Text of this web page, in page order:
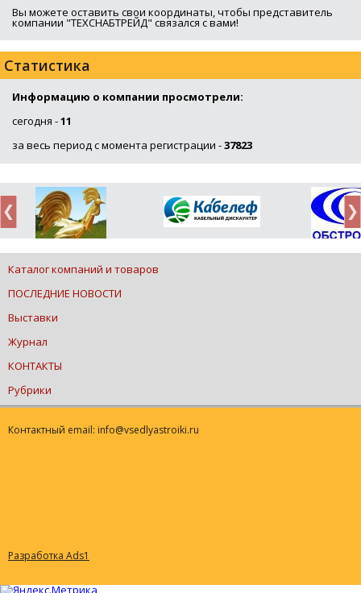
Вы можете оставить свои координаты, чтобы представитель
компании "ТЕХСНАБТРЕЙД" связался с вами!
Статистика
Информацию о компании просмотрели:
сегодня -11
за весь период с момента регистрации -37823
Каталог компаний и товаров
ПОСЛЕДНИЕ НОВОСТИ
Выставки
Журнал
КОНТАКТЫ
Рубрики
Контактный email: info@vsedlyastroiki.ru
Разработка Ads1